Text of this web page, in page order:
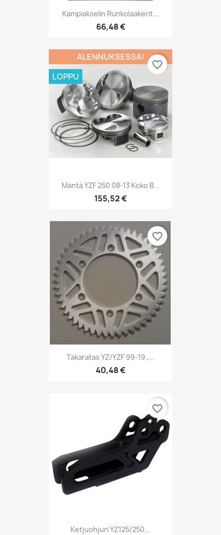
Kampiakselin Runkolaakerit...
66,48 €
Mäntä YZF 250 08-13 Koko B...
155,52 €
ALENNUKSESSA!
LOPPU
favorite_border
Takaratas YZ/YZF 99-19 ,...
40,48 €
favorite_border
Ketjuohjuri YZ125/250...
favorite_border